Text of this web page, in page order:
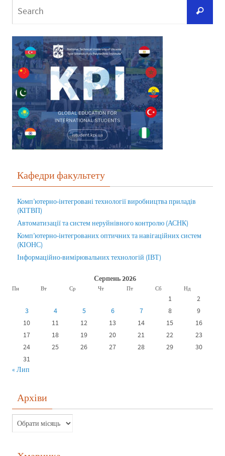
Кафедри факультету
Комп’ютерно-інтегровані технології виробництва приладів
(КІТВП)
Автоматизації та систем неруйнівного контролю (АСНК)
Комп’ютерно-інтегрованих оптичних та навігаційних систем
(КІОНС)
Інформаційно-вимірювальних технологій (ІВТ)
Серпень 2026
Пн Вт Ср Чт Пт Сб Нд
1
2
3
4 5 6 7 8
9
10
11 12 13 14 15
16
17
18 19 20 21 22
23
24
25 26 27 28 29
30
31
« Лип
Архіви